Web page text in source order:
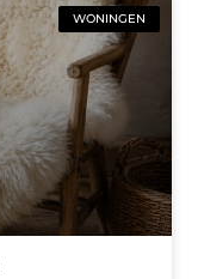
WONINGEN